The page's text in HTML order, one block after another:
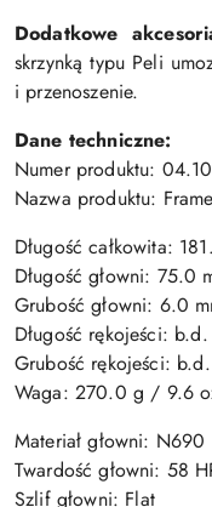
Dodatkowe
skrzynką typu Peli
i przenoszenie.
Dane techniczne:
Numer produktu:
Nazwa produktu:
Długość całkowita: 181
Długość głowni: 75.0
Grubość głowni: 6.0
Długość rękojeści: b.d.
Grubość rękojeści: b.d.
Waga: 270.0 g / 9.6
Materiał głowni: N690
Twardość głowni: 58
Szlif głowni: Flat